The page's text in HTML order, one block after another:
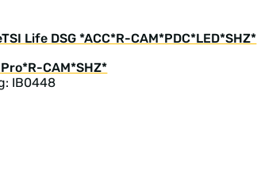
Life DSG *ACC*R-CAM*PDC*LED*SHZ*
IB0448